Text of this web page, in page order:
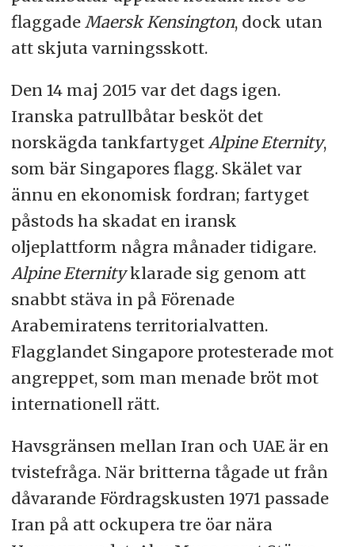
flaggade Maersk Kensington, dock utan
att skjuta varningsskott.
Den 14 maj 2015 var det dags igen.
Iranska patrullbåtar besköt det
norskägda tankfartyget Alpine Eternity,
som bär Singapores flagg. Skälet var
ännu en ekonomisk fordran; fartyget
påstods ha skadat en iransk
oljeplattform några månader tidigare.
Alpine Eternityklarade sig genom att
snabbt stäva in på Förenade
Arabemiratens territorialvatten.
Flagglandet Singapore protesterade mot
angreppet, som man menade bröt mot
internationell rätt.
Havsgränsen mellan Iran och UAE är en
tvistefråga. När britterna tågade ut från
dåvarande Fördragskusten 1971 passade
Iran på att ockupera tre öar nära